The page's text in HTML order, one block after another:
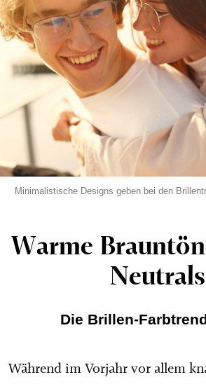
Minimalistische Designs geben bei den
Warme
Neutrals
Die Brillen-
Während im Vorjahr vor allem